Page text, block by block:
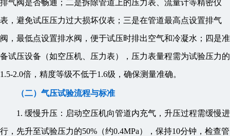
排气阀是否畅通；二是拆除管道上的压力表、流量计等精密仪
表，避免试压压力过大损坏仪表；三是在管道最高点设置排气
阀，最低点设置排水阀，便于试压时排出空气和冷凝水；四是准
备试压设备（如空压机、压力表），压力表量程需为试验压力的
1.5-2.0倍，精度等级不低于1.6级，确保测量准确。
（二）气压试验流程与标准
1. 缓慢升压：启动空压机向管道内充气，升压过程需缓慢进
行，先升至试验压力的50%（约0.4MPa），保持10分钟，检查管